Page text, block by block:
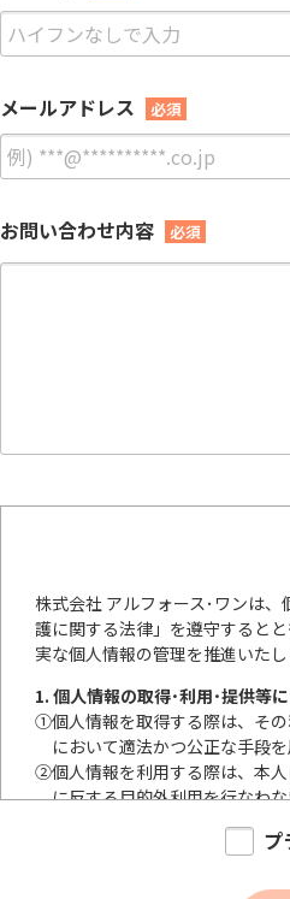
メールアドレス 必須
お問い合わせ内容 必須
株式会社 アルフォース･ワンは
護に関する法律」を遵守すると
実な個人情報の管理を推進いたし
1. 個人情報の取得･利用･提供等
①個人情報を取得する際は、そ
において適法かつ公正な手段
②個人情報を利用する際は、本
に反する目的外利用を行なわ
個人情報を第三者に提供また
内で、適法にこれを行います。
プ